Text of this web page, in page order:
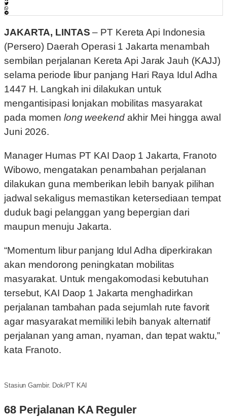
JAKARTA, LINTAS – PT Kereta Api Indonesia
(Persero) Daerah Operasi 1 Jakarta menambah
sembilan perjalanan Kereta Api Jarak Jauh (KAJJ)
selama periode libur panjang Hari Raya Idul Adha
1447 H. Langkah ini dilakukan untuk
mengantisipasi lonjakan mobilitas masyarakat
pada momen long weekend akhir Mei hingga awal
Juni 2026.
Manager Humas PT KAI Daop 1 Jakarta, Franoto
Wibowo, mengatakan penambahan perjalanan
dilakukan guna memberikan lebih banyak pilihan
jadwal sekaligus memastikan ketersediaan tempat
duduk bagi pelanggan yang bepergian dari
maupun menuju Jakarta.
“Momentum libur panjang Idul Adha diperkirakan
akan mendorong peningkatan mobilitas
masyarakat. Untuk mengakomodasi kebutuhan
tersebut, KAI Daop 1 Jakarta menghadirkan
perjalanan tambahan pada sejumlah rute favorit
agar masyarakat memiliki lebih banyak alternatif
perjalanan yang aman, nyaman, dan tepat waktu,”
kata Franoto.
Stasiun Gambir. Dok/PT KAI
68 Perjalanan KA Reguler